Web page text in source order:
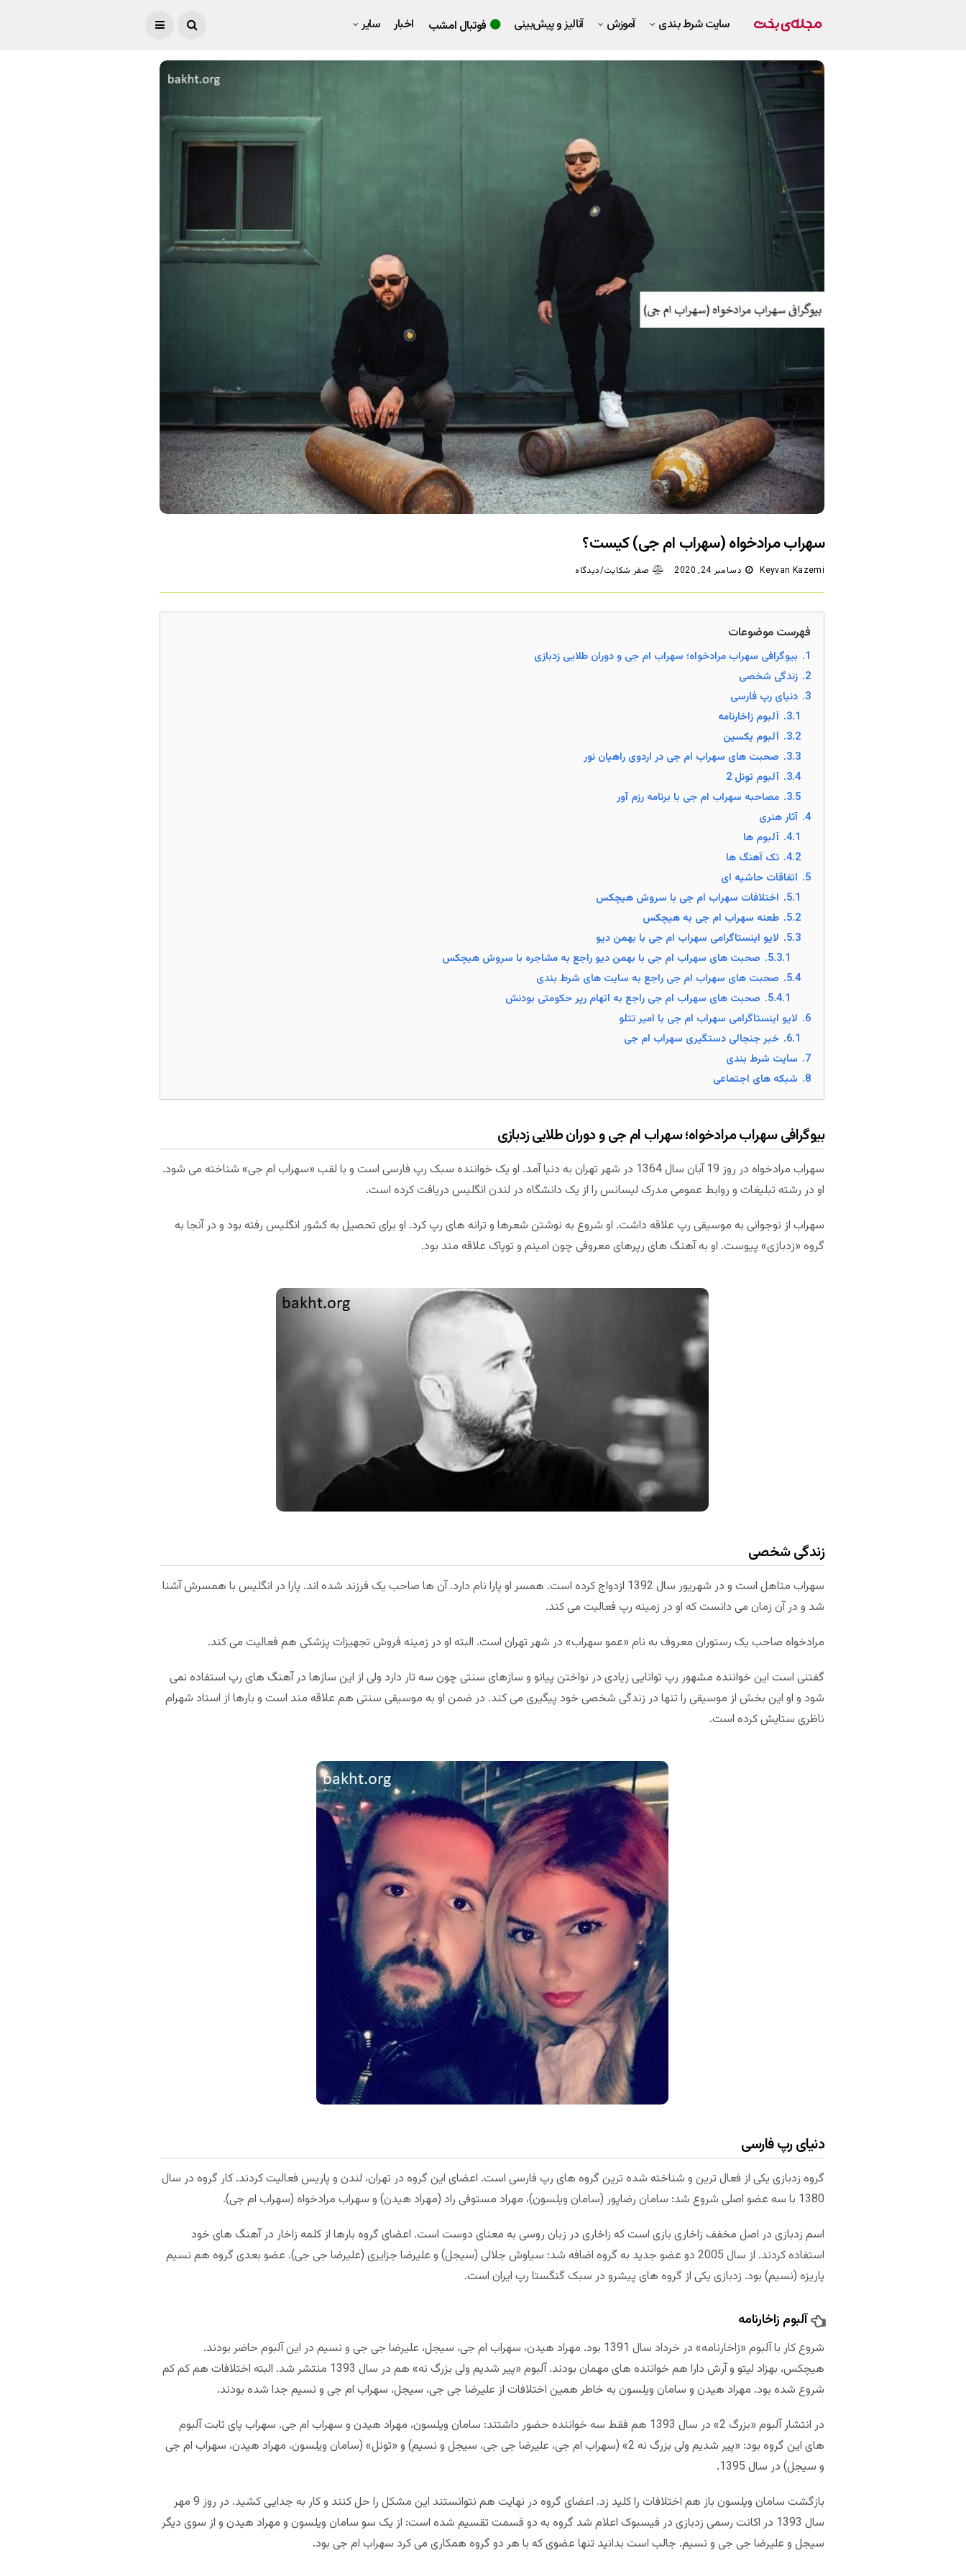
سایت شرط بندی آموزش آنالیز و پیش‌بینی فوتبال امشب اخبار سایر
سهراب مرادخواه (سهراب ام جی) کیست؟
Keyvan Kazemi دسامبر 24, 2020 صفر شکایت/دیدگاه
فهرست موضوعات
1. بیوگرافی سهراب مرادخواه؛ سهراب ام جی و دوران طلایی زدبازی
2. زندگی شخصی
3. دنیای رپ فارسی
3.1. آلبوم زاخارنامه
3.2. آلبوم یکسین
3.3. صحبت های سهراب ام جی در اردوی راهیان نور
3.4. آلبوم تونل 2
3.5. مصاحبه سهراب ام جی با برنامه رزم آور
4. آثار هنری
4.1. آلبوم ها
4.2. تک آهنگ ها
5. اتفاقات حاشیه ای
5.1. اختلافات سهراب ام جی با سروش هیچکس
5.2. طعنه سهراب ام جی به هیچکس
5.3. لایو اینستاگرامی سهراب ام جی با بهمن دیو
5.3.1. صحبت های سهراب ام جی با بهمن دیو راجع به مشاجره با سروش هیچکس
5.4. صحبت های سهراب ام جی راجع به سایت های شرط بندی
5.4.1. صحبت های سهراب ام جی راجع به اتهام رپر حکومتی بودنش
6. لایو اینستاگرامی سهراب ام جی با امیر تتلو
6.1. خبر جنجالی دستگیری سهراب ام جی
7. سایت شرط بندی
8. شبکه های اجتماعی
بیوگرافی سهراب مرادخواه؛ سهراب ام جی و دوران طلایی زدبازی
سهراب مرادخواه در روز 19 آبان سال 1364 در شهر تهران به دنیا آمد. او یک خواننده سبک رپ فارسی است و با لقب «سهراب ام جی» شناخته می شود.
او در رشته تبلیغات و روابط عمومی مدرک لیسانس را از یک دانشگاه در لندن انگلیس دریافت کرده است.
سهراب از نوجوانی به موسیقی رپ علاقه داشت. او شروع به نوشتن شعرها و ترانه های رپ کرد. او برای تحصیل به کشور انگلیس رفته بود و در آنجا به
گروه «زدبازی» پیوست. او به آهنگ های رپرهای معروفی چون امینم و توپاک علاقه مند بود.
زندگی شخصی
سهراب متاهل است و در شهریور سال 1392 ازدواج کرده است. همسر او پارا نام دارد. آن ها صاحب یک فرزند شده اند. پارا در انگلیس با همسرش آشنا
شد و در آن زمان می دانست که او در زمینه رپ فعالیت می کند.
مرادخواه صاحب یک رستوران معروف به نام «عمو سهراب» در شهر تهران است. البته او در زمینه فروش تجهیزات پزشکی هم فعالیت می کند.
گفتنی است این خواننده مشهور رپ توانایی زیادی در نواختن پیانو و سازهای سنتی چون سه تار دارد ولی از این سازها در آهنگ های رپ استفاده نمی
شود و او این بخش از موسیقی را تنها در زندگی شخصی خود پیگیری می کند. در ضمن او به موسیقی سنتی هم علاقه مند است و بارها از استاد شهرام
ناظری ستایش کرده است.
دنیای رپ فارسی
گروه زدبازی یکی از فعال ترین و شناخته شده ترین گروه های رپ فارسی است. اعضای این گروه در تهران، لندن و پاریس فعالیت کردند. کار گروه در سال
1380 با سه عضو اصلی شروع شد: سامان رضاپور (سامان ویلسون)، مهراد مستوفی راد (مهراد هیدن) و سهراب مرادخواه (سهراب ام جی).
اسم زدبازی در اصل مخفف زاخاری بازی است که زاخاری در زبان روسی به معنای دوست است. اعضای گروه بارها از کلمه زاخار در آهنگ های خود
استفاده کردند. از سال 2005 دو عضو جدید به گروه اضافه شد: سیاوش جلالی (سیجل) و علیرضا جزایری (علیرضا جی جی). عضو بعدی گروه هم نسیم
پاریزه (نسیم) بود. زدبازی یکی از گروه های پیشرو در سبک گنگستا رپ ایران است.
آلبوم زاخارنامه
شروع کار با آلبوم «زاخارنامه» در خرداد سال 1391 بود. مهراد هیدن، سهراب ام جی، سیجل، علیرضا جی جی و نسیم در این آلبوم حاضر بودند.
هیچکس، بهزاد لیتو و آرش دارا هم خواننده های مهمان بودند. آلبوم «پیر شدیم ولی بزرگ نه» هم در سال 1393 منتشر شد. البته اختلافات هم کم کم
شروع شده بود. مهراد هیدن و سامان ویلسون به خاطر همین اختلافات از علیرضا جی جی، سیجل، سهراب ام جی و نسیم جدا شده بودند.
در انتشار آلبوم «بزرگ 2» در سال 1393 هم فقط سه خواننده حضور داشتند: سامان ویلسون، مهراد هیدن و سهراب ام جی. سهراب پای ثابت آلبوم
های این گروه بود: «پیر شدیم ولی بزرگ نه 2» (سهراب ام جی، علیرضا جی جی، سیجل و نسیم) و «تونل» (سامان ویلسون، مهراد هیدن، سهراب ام جی
و سیجل) در سال 1395.
بازگشت سامان ویلسون باز هم اختلافات را کلید زد. اعضای گروه در نهایت هم نتوانستند این مشکل را حل کنند و کار به جدایی کشید. در روز 9 مهر
سال 1393 در اکانت رسمی زدبازی در فیسبوک اعلام شد گروه به دو قسمت تقسیم شده است: از یک سو سامان ویلسون و مهراد هیدن و از سوی دیگر
سیجل و علیرضا جی جی و نسیم. جالب است بدانید تنها عضوی که با هر دو گروه همکاری می کرد سهراب ام جی بود.